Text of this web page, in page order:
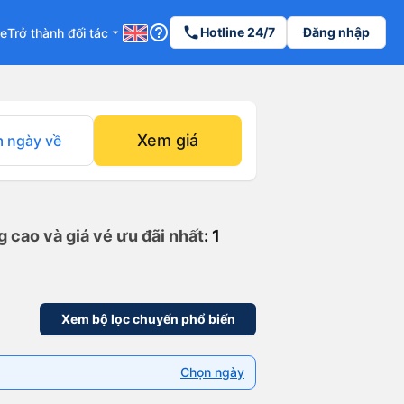
Trở thành đối tác arrow_drop_down help_outline phoneHotline 24/7 Đăng nhập
ngày về Xem giá
cao và giá vé ưu đãi nhất: 1
Xem bộ lọc chuyến phổ biến
Chọn ngày